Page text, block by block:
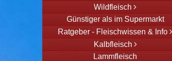
Wildfleisch
Günstiger als im Supermarkt
Ratgeber - Fleischwissen & Info
Kalbfleisch
Lammfleisch